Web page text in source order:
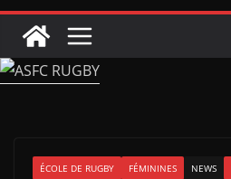
ÉCOLE DE RUGBY FÉMININES NEWS